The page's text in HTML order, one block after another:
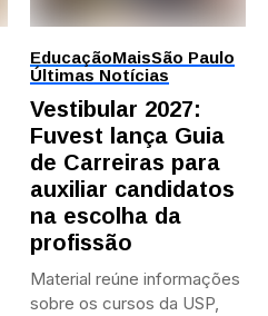
EducaçãoMaisSão Paulo
Últimas Notícias
Vestibular 2027:
Fuvest lança Guia
de Carreiras para
auxiliar candidatos
na escolha da
profissão
Material reúne informações
sobre os cursos da USP,